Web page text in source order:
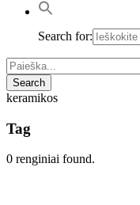
Search for:
keramikos
Tag
0 renginiai found.